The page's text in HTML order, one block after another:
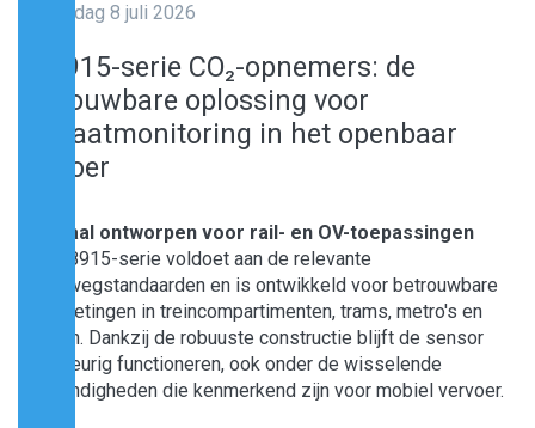
woensdag 8 juli 2026
CaTeC BV
EE8915-serie CO₂-opnemers: de
betrouwbare oplossing voor
klimaatmonitoring in het openbaar
vervoer
Speciaal ontworpen voor rail- en OV-toepassingen
De EE8915-serie voldoet aan de relevante
spoorwegstandaarden en is ontwikkeld voor betrouwbare
CO₂-metingen in treincompartimenten, trams, metro's en
bussen. Dankzij de robuuste constructie blijft de sensor
nauwkeurig functioneren, ook onder de wisselende
omstandigheden die kenmerkend zijn voor mobiel vervoer.